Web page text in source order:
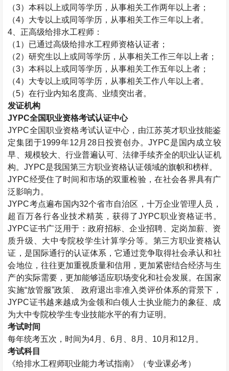
（3）本科以上或同等学历，从事相关工作两年以上者；
（4）大专以上或同等学历，从事相关工作三年以上者。
4 、正高级给排水工程师：
（1）已通过高级给排水工程师资格认证者；
（2）研究生以上或同等学历，从事相关工作三年以上者；
（3）本科以上或同等学历，从事相关工作五年以上者；
（4）大专以上或同等学历，从事相关工作八年以上者。
（5）在行业内知名度高、业绩突出者。
发证机构
JYPC全国职业资格考试认证中心
JYPC全国职业资格考试认证中心，由江苏英才职业技能鉴
定集团于1999年12 月 28 日投资创办。JYPC是国内成立较
早、规模较大、行业普遍认可、法律手续齐全的职业认证机
构。JYPC是我国第三方职业资格认证领域的旗帜和榜样。
JYPC经受住了时间和市场的双重检验，在社会各界具有广
泛影响力。
JYPC考点遍布国内32个省市自治区，十万企业管理人员，
超百万各行各业技术精英，获得了JYPC职业资格证书。
JYPC证书广泛用于：政府招标、企业招聘、定岗加薪、资
质升级、大中专院校学生计算学分等。第三方职业资格认
证，是国际通行的认证体系，它通过竞争取得社会承认和社
会地位，往往更加重视质量和信用，更加紧密结合经济与生
产的实际需要，更加能够适应职场变化和社会发展。在国家
实施“放管服”政策、 政府退出非准入类评价体系的背景下，
JYPC证书越来越成为金领和白领人士执业能力的象征、成
为大中专院校学生专业技能水平的有力证明。
考试时间
每年统考五次，时间为4月、6月、8月、 10月和12 月。
考试科目
《给排水工程师职业能力考试指南》（专业课必考）